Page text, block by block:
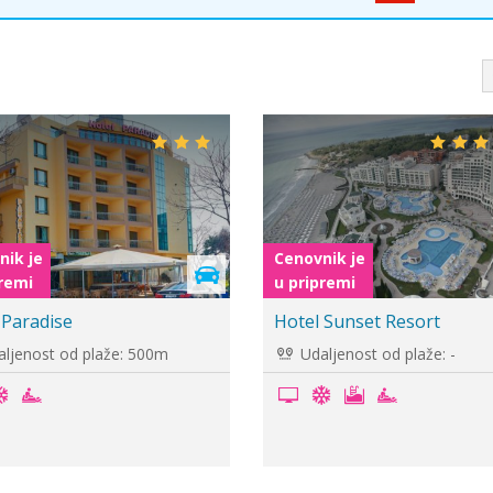
je
od plaže: 100m
Cenovnik je
u pripremi
Hotel Interhotel Pomorie
Udaljenost od plaže: -